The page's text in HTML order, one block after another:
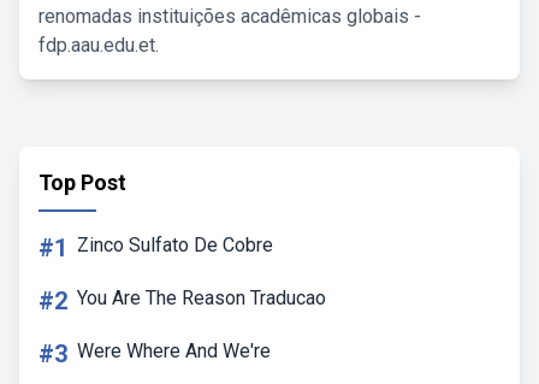
renomadas instituições acadêmicas globais -
fdp.aau.edu.et.
Top Post
#1 Zinco Sulfato De Cobre
#2 You Are The Reason Traducao
#3 Were Where And We're